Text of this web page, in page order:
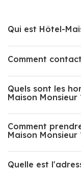
Qui est Hôtel-
Comment
Quels sont les
Maison Monsieur
Comment
Maison Monsieur
Quelle est